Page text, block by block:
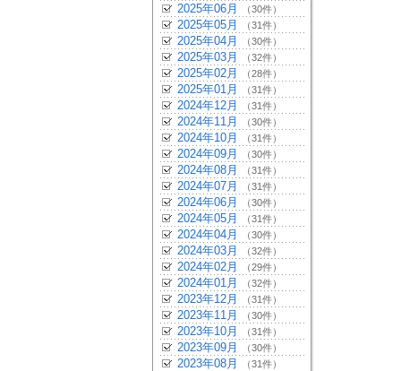
2025年06月 （30件）
2025年05月 （31件）
2025年04月 （30件）
2025年03月 （32件）
2025年02月 （28件）
2025年01月 （31件）
2024年12月 （31件）
2024年11月 （30件）
2024年10月 （31件）
2024年09月 （30件）
2024年08月 （31件）
2024年07月 （31件）
2024年06月 （30件）
2024年05月 （31件）
2024年04月 （30件）
2024年03月 （32件）
2024年02月 （29件）
2024年01月 （32件）
2023年12月 （31件）
2023年11月 （30件）
2023年10月 （31件）
2023年09月 （30件）
2023年08月 （31件）